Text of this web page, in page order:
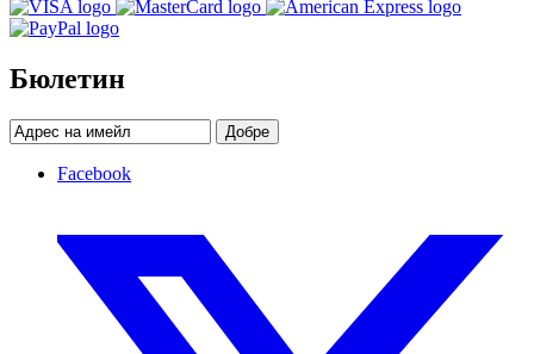
Бюлетин
Добре
Facebook